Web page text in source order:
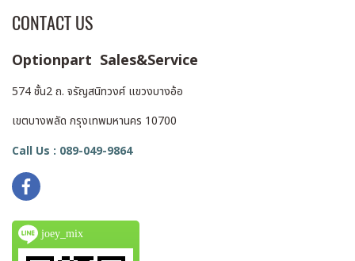
CONTACT US
Optionpart Sales&Service
574 ชั้น2 ถ. จรัญสนิทวงศ์ แขวงบางอ้อ
เขตบางพลัด กรุงเทพมหานคร 10700
Call Us : 089-049-9864
joey_mix